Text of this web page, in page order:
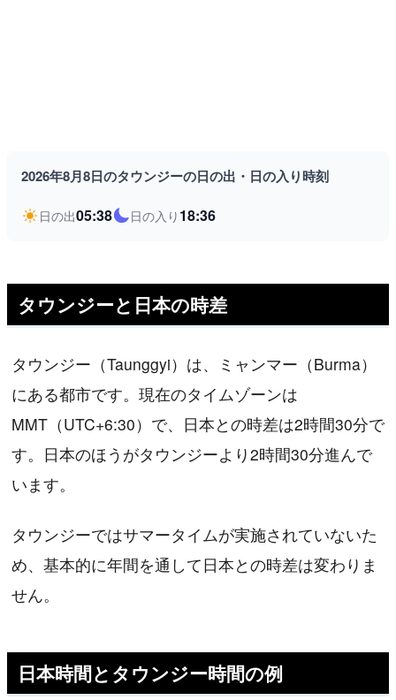
2026年8月8日のタウンジーの日の出・日の入り時刻
日の出05:38 日の入り 18:36
タウンジーと日本の時差
タウンジー（Taunggyi）は、ミャンマー（Burma）
にある都市です。現在のタイムゾーンは
MMT（UTC+6:30）で、日本との時差は2時間30分で
す。日本のほうがタウンジーより2時間30分進んで
います。
タウンジーではサマータイムが実施されていないた
め、基本的に年間を通して日本との時差は変わりま
せん。
日本時間とタウンジー時間の例